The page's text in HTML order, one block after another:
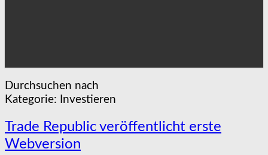
Durchsuchen nach
Kategorie:
Investieren
Trade
Republic
veröffentlicht
Trade Republic veröffentlicht erste
Webversion